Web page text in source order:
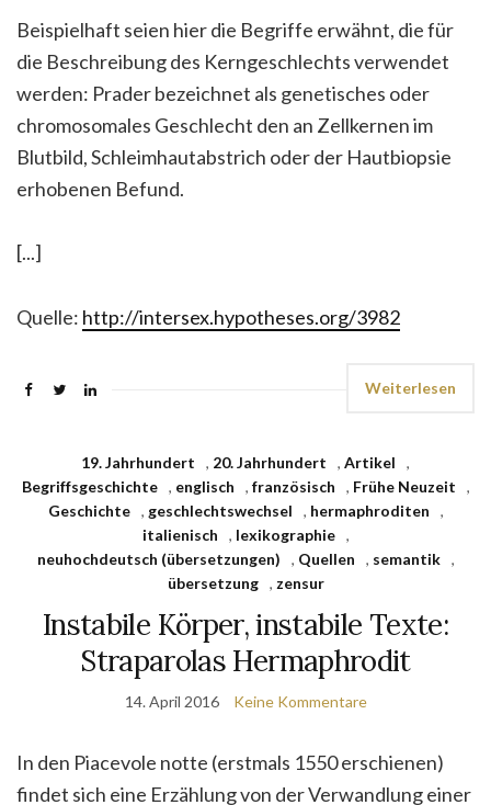
Beispielhaft seien hier die Begriffe erwähnt, die für
die Beschreibung des Kerngeschlechts verwendet
werden: Prader bezeichnet als genetisches oder
chromosomales Geschlecht den an Zellkernen im
Blutbild, Schleimhautabstrich oder der Hautbiopsie
erhobenen Befund.
[...]
Quelle: http://intersex.hypotheses.org/3982
Weiterlesen
19. Jahrhundert , 20. Jahrhundert , Artikel
,
Begriffsgeschichte
, englisch , französisch , Frühe Neuzeit
,
Geschichte
, geschlechtswechsel , hermaphroditen
,
italienisch
, lexikographie
,
neuhochdeutsch (übersetzungen)
, Quellen , semantik
,
übersetzung
, zensur
Instabile Körper, instabile Texte:
Straparolas Hermaphrodit
14. April 2016 Keine Kommentare
In den Piacevole notte (erstmals 1550 erschienen)
findet sich eine Erzählung von der Verwandlung einer